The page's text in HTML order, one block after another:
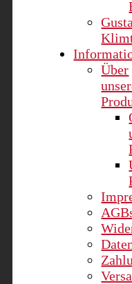
Über